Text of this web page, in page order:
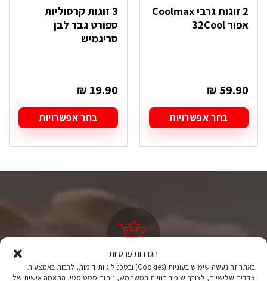
הגדרות פרטיות
באתר זה נעשה שימוש בעוגיות (Cookies) ובטכנולוגיות דומות, לרבות באמצעות
צדדים שלישיים, לצורך שיפור חוויית המשתמש, ניתוח סטטיסטי, התאמה אישית של
2 זוגות גרבי Coolmax
אפור 32Cool
₪ 59.90
בחר אפשרויות
זה
האפשרויות
בעמוד
3 זוגות קרסוליות
ספורט גבר לבן
סריגמיש
₪ 19.90
בחר אפשרויות
זה
ניתן
לבחור
האפשרויות
בעמוד
ציוד טיולים